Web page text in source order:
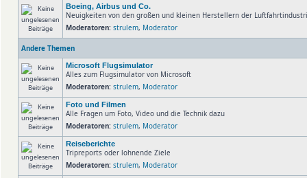
Boeing, Airbus und Co.
Neuigkeiten von den großen und kleinen Herstellern der
Moderatoren: strulem, Moderator
Andere Themen
Microsoft Flugsimulator
Alles zum Flugsimulator von Microsoft
Moderatoren: strulem, Moderator
Foto und Filmen
Alle Fragen um Foto, Video und die Technik dazu
Moderatoren: strulem, Moderator
Reiseberichte
Tripreports oder lohnende Ziele
Moderatoren: strulem, Moderator